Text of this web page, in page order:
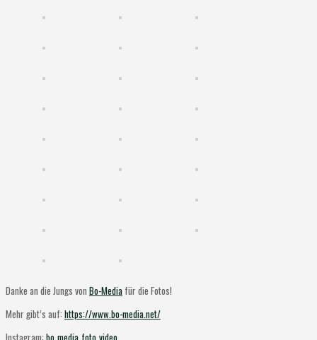
Danke an die Jungs von Bo-Media für die Fotos!
Mehr gibt’s auf: https://www.bo-media.net/
Instagram: bo_media_foto_video